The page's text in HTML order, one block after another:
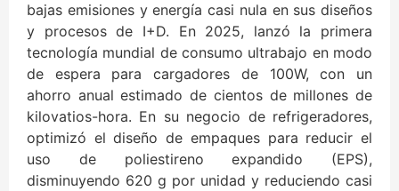
bajas emisiones y energía casi nula en sus diseños
y procesos de I+D. En 2025, lanzó la primera
tecnología mundial de consumo ultrabajo en modo
de espera para cargadores de 100W, con un
ahorro anual estimado de cientos de millones de
kilovatios-hora. En su negocio de refrigeradores,
optimizó el diseño de empaques para reducir el
uso de poliestireno expandido (EPS),
disminuyendo 620 g por unidad y reduciendo casi